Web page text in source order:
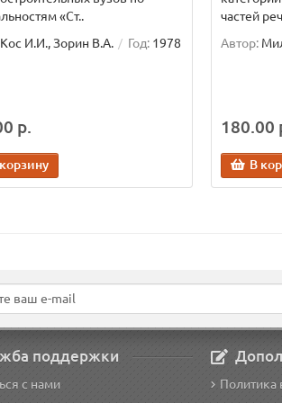
«Ст..
Кос И.И., Зорин В.А.
Год: 1978
р.
частей
Автор:
180.00
В
поддержки
с нами
Политика